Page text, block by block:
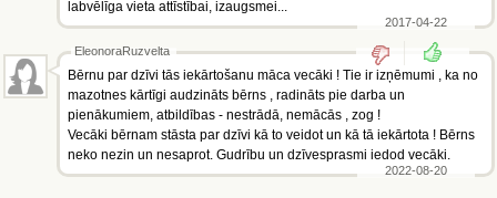
labvēlīga vieta attīstībai, izaugsmei...
2017-04-22
EleonoraRuzvelta
Bērnu par dzīvi tās iekārtošanu māca vecāki ! Tie ir izņēmumi , ka no
mazotnes kārtīgi audzināts bērns , radināts pie darba un
pienākumiem, atbildības - nestrādā, nemācās , zog !
Vecāki bērnam stāsta par dzīvi kā to veidot un kā tā iekārtota ! Bērns
neko nezin un nesaprot. Gudrību un dzīvesprasmi iedod vecāki.
2022-08-20